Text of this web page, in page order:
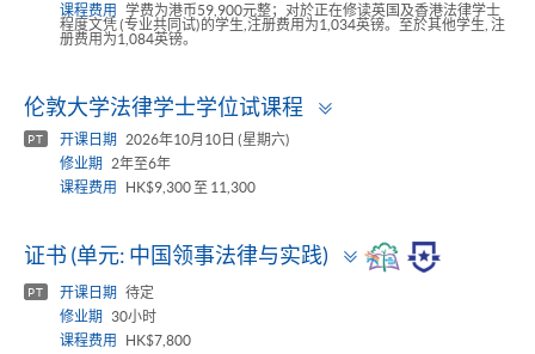
课程费用
学费为港币59,900元整；对於正在修读英国及香港法律学士
程度文凭 (专业共同试)的学生,注册费用为1,034英镑。至於其他学生, 注
册费用为1,084英镑。
伦敦大学法律学士学位试课程
PT 开课日期
2026年10月10日 (星期六)
修业期
2年至6年
课程费用
HK$9,300 至 11,300
证书 (单元: 中国领事法律与实践)
Toggle
panel
PT 开课日期
待定
修业期
30小时
课程费用
HK$7,800